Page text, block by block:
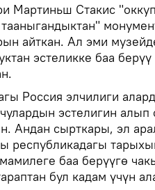
Мартиньш Стакис
айткан. Ал эми
эстеликке баа
Россия элчилиги
эстелигин
Андан сырткары, эл
республикадагы
баа берүүгө
бул кадам үчүн